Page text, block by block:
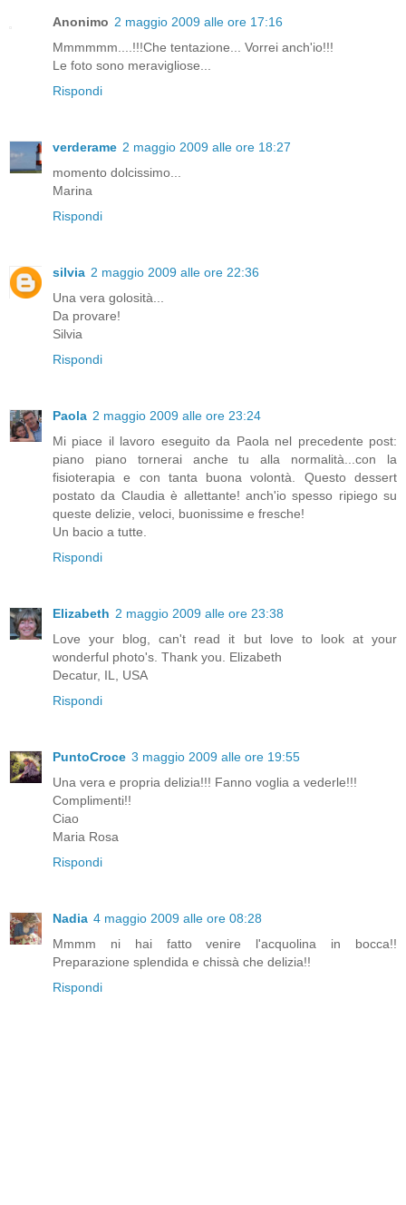
Anonimo 2 maggio 2009 alle ore 17:16
Mmmmmm....!!!Che tentazione... Vorrei anch'io!!!
Le foto sono meravigliose...
Rispondi
verderame 2 maggio 2009 alle ore 18:27
momento dolcissimo...
Marina
Rispondi
silvia 2 maggio 2009 alle ore 22:36
Una vera golosità...
Da provare!
Silvia
Rispondi
Paola 2 maggio 2009 alle ore 23:24
Mi piace il lavoro eseguito da Paola nel precedente post:
piano piano tornerai anche tu alla normalità...con la
fisioterapia e con tanta buona volontà. Questo dessert
postato da Claudia è allettante! anch'io spesso ripiego su
queste delizie, veloci, buonissime e fresche!
Un bacio a tutte.
Rispondi
Elizabeth 2 maggio 2009 alle ore 23:38
Love your blog, can't read it but love to look at your
wonderful photo's. Thank you. Elizabeth
Decatur, IL, USA
Rispondi
PuntoCroce 3 maggio 2009 alle ore 19:55
Una vera e propria delizia!!! Fanno voglia a vederle!!!
Complimenti!!
Ciao
Maria Rosa
Rispondi
Nadia 4 maggio 2009 alle ore 08:28
Mmmm ni hai fatto venire l'acquolina in bocca!!
Preparazione splendida e chissà che delizia!!
Rispondi